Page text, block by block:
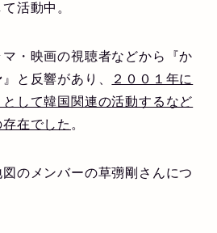
て活動中。
・映画の視聴者などから『か
』と反響があり、
２００１年に
して韓国関連の活動するなど
在でした 。
のメンバーの草彅剛さんにつ